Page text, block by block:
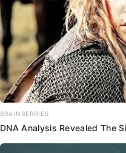
BRAINBERRIES
DNA Analysis Revealed The